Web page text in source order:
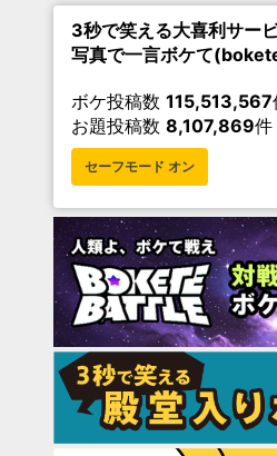
3秒で笑える大喜利サー
写真で一言ボケて
ボケ投稿数 115,513,567
お題投稿数 8,107,869件
セーフモード オン